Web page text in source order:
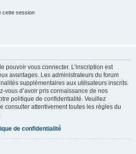
cette session
pouvoir vous connecter. L’inscription est
avantages. Les administrateurs du forum
supplémentaires aux utilisateurs inscrits.
vous d’avoir pris connaissance de nos
politique de confidentialité. Veuillez
consulter attentivement toutes les règles du
de confidentialité